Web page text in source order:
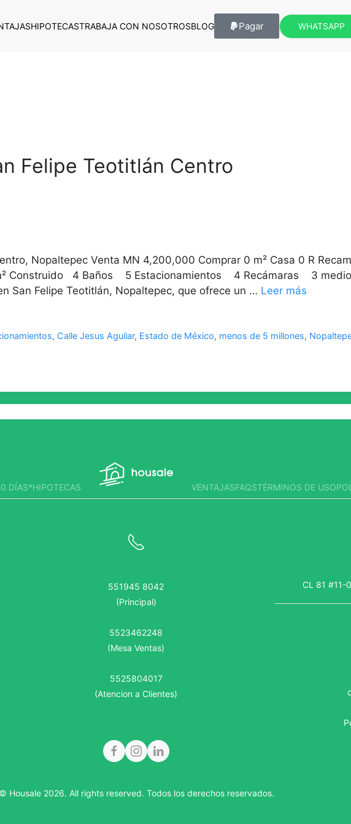
HIPOTECASTRABAJA CON NOSOTROSBLOG Pagar WHATSAPP
Felipe Teotitlán Centro
Nopaltepec Venta MN 4,200,000 Comprar 0 m² Casa 0 R
Construido 4 Baños 5 Estacionamientos 4 Recámaras 3
San Felipe Teotitlán, Nopaltepec, que ofrece un … Leer más
, Calle Jesus Aguilar, Estado de México, menos de 5 millones,
DÍAS*HIPOTECAS VENTAJASFAQSTÉRMINOS DE USO
551945 8042
(Principal)
5523462248
(Mesa Ventas)
5525804017
(Atencion a Clientes)
CL 81 #11-
© Housale 2026. All rights reserved. Todos los derechos reservados.